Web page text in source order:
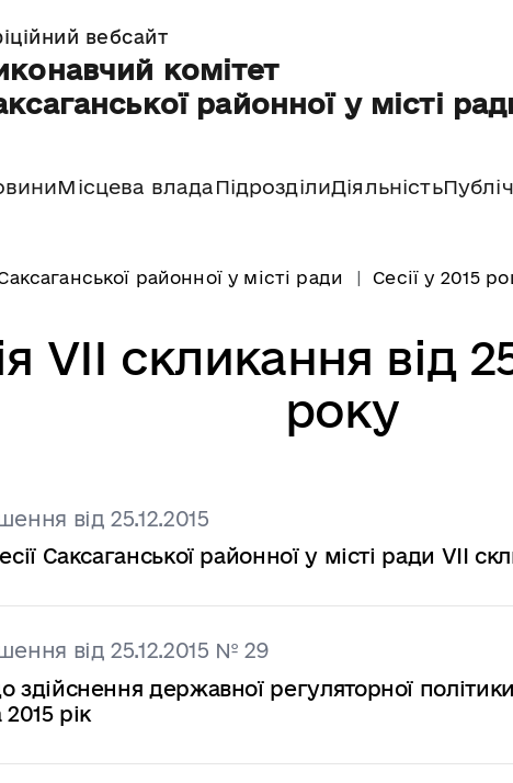
вебсайт
комітет
районної у місті
Місцева влада ПідрозділиДіяльність
районної у місті ради Сесії у 2015
VII скликання від
року
від 25.12.2015
Саксаганської районної у місті ради VІІ
від 25.12.2015 № 29
здійснення державної регуляторної
рік